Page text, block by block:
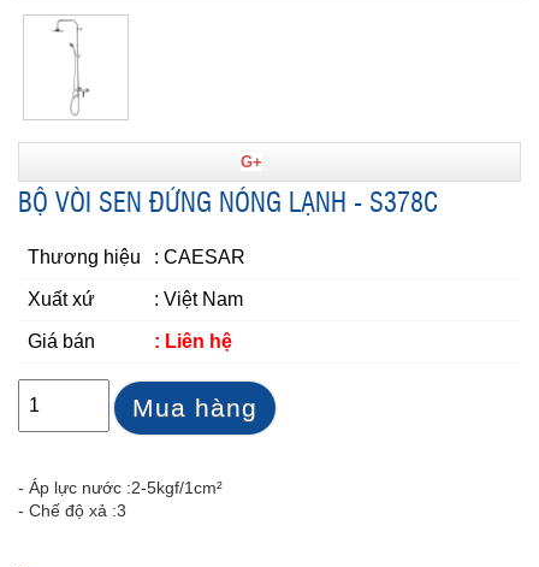
G+
BỘ VÒI SEN ĐỨNG NÓNG LẠNH - S378C
Thương hiệu : CAESAR
Xuất xứ : Việt Nam
Giá bán : Liên hệ
Mua hàng
- Áp lực nước :2-5kgf/1cm²
- Chế độ xả :3